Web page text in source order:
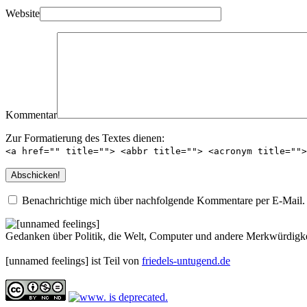
Website
Kommentar
Zur Formatierung des Textes dienen:
<a href="" title=""> <abbr title=""> <acronym title="">
Benachrichtige mich über nachfolgende Kommentare per E-Mail.
Gedanken über Politik, die Welt, Computer und andere
[unnamed feelings] ist Teil von friedels-untugend.de